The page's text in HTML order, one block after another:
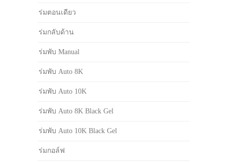
ร่มตอนเดียว
ร่มกลับด้าน
ร่มพับ Manual
ร่มพับ Auto 8K
ร่มพับ Auto 10K
ร่มพับ Auto 8K Black Gel
ร่มพับ Auto 10K Black Gel
ร่มกอล์ฟ